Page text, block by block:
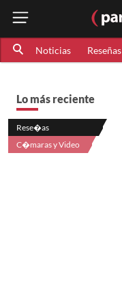
Noticias Reseñas
Lo más reciente
Rese�as
C�maras y Video